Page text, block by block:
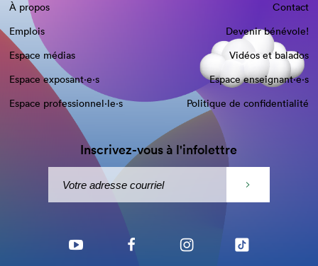
À propos
Contact
Emplois
Devenir bénévole!
Espace médias
Vidéos et balados
Espace exposant·e⋅s
Espace enseignant·e⋅s
Espace professionnel·le⋅s
Politique de confidentialité
Inscrivez-vous à l'infolettre